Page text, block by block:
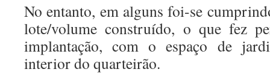
No entanto, em alguns foi-se
lote/volume construído, o que fez
implantação, com o espaço de
interior do quarteirão.